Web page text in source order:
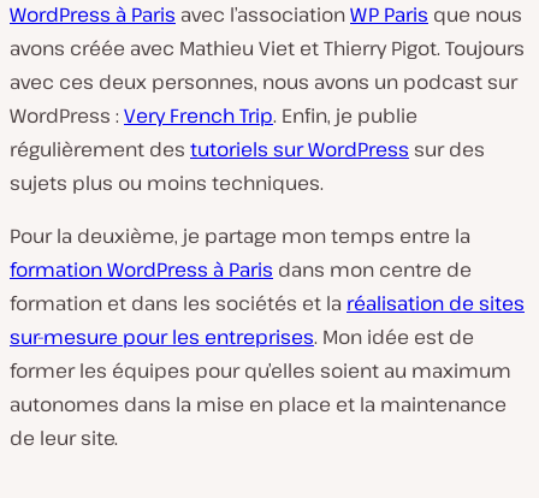
WordPress à Paris avec l’associationWP Paris que nous
avons créée avec Mathieu Viet et Thierry Pigot. Toujours
avec ces deux personnes, nous avons un podcast sur
WordPress : Very French Trip. Enfin, je publie
régulièrement des tutoriels sur WordPress sur des
sujets plus ou moins techniques.
Pour la deuxième, je partage mon temps entre la
formation WordPress à Paris dans mon centre de
formation et dans les sociétés et la réalisation de sites
sur-mesure pour les entreprises. Mon idée est de
former les équipes pour qu’elles soient au maximum
autonomes dans la mise en place et la maintenance
de leur site.